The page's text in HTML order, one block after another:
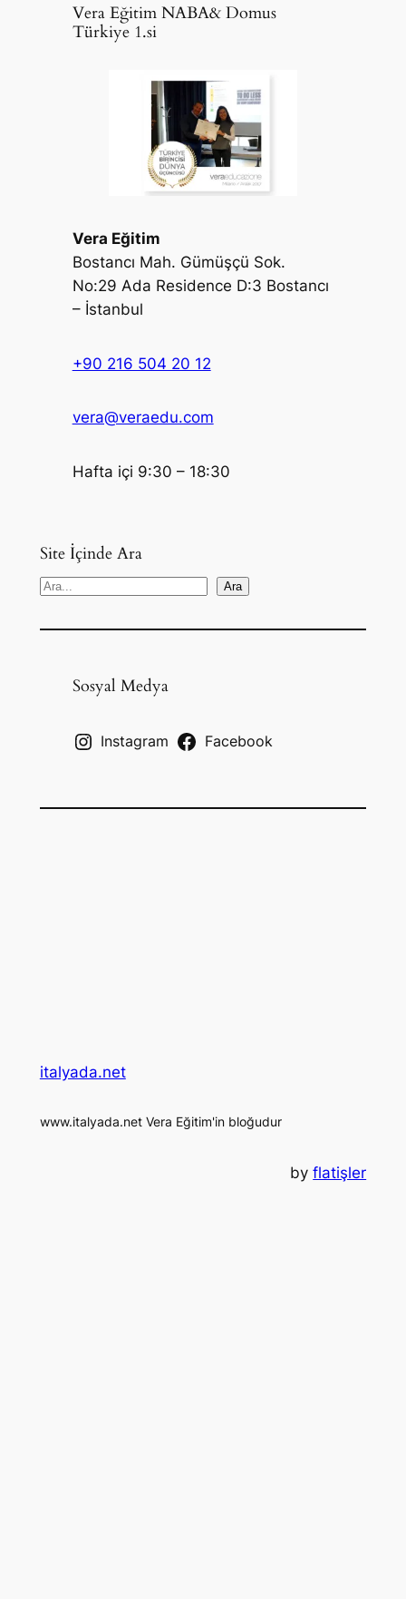
Vera Eğitim NABA& Domus
Türkiye 1.si
Vera Eğitim
Bostancı Mah. Gümüşçü Sok.
No:29 Ada Residence D:3 Bostancı
– İstanbul
+90 216 504 20 12
vera@veraedu.com
Hafta içi 9:30 – 18:30
Site İçinde Ara
S
a
Ara
Sosyal Medya
Instagram Facebook
italyada.net
www.italyada.net Vera Eğitim'in bloğudur
byflatişler